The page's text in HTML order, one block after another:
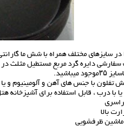
سایزهای مختلف همراه با شش ما
دایره گرد مربع مستطیل مثلث
تفلون با جنس های آهن و آلومینیوم
با درب ، قابل استفاده برای آشپزخانه
بالا
ظرفشویی